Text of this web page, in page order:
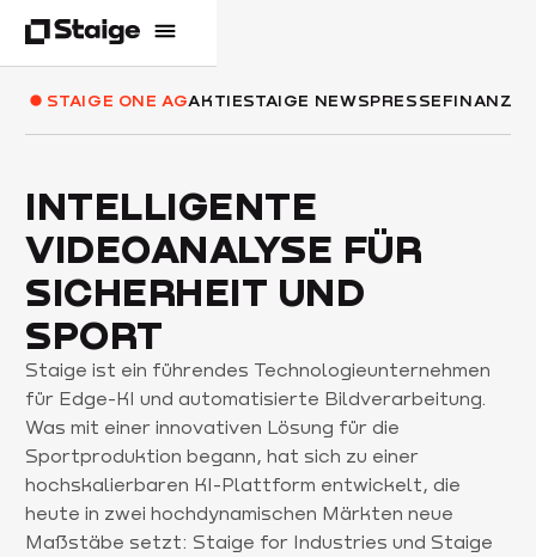
STAIGE ONE AGAKTIESTAIGE NEWSPRESSE
INTELLIGENTE
VIDEOANALYSE FÜR
SICHERHEIT UND
SPORT
Staige ist ein führendes Technologieunternehmen
für Edge-KI und automatisierte Bildverarbeitung.
Was mit einer innovativen Lösung für die
Sportproduktion begann, hat sich zu einer
hochskalierbaren KI-Plattform entwickelt, die
heute in zwei hochdynamischen Märkten neue
Maßstäbe setzt: Staige for Industries und Staige